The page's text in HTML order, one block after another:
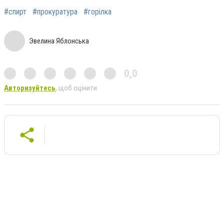
#спирт #прокуратура #горілка
Эвелина Яблонська
0,0
Авторизуйтесь, щоб оцінити